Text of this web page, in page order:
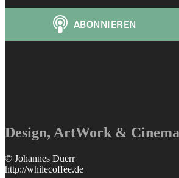
Design, ArtWork &
© Johannes Duerr
http://whilecoffee.de